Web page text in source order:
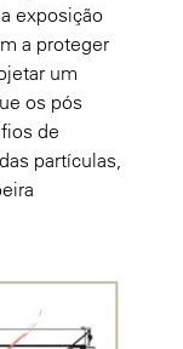
exposição
a proteger
um
os pós
de
partículas,